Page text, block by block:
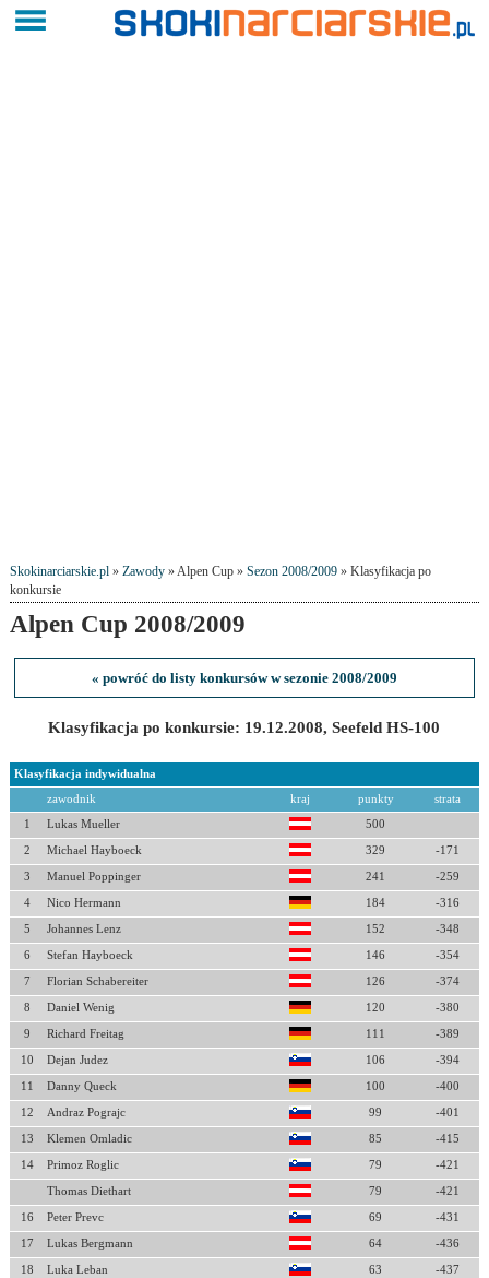
Skokinarciarskie.pl» Zawody» Alpen Cup » Sezon 2008/2009» Klasyfikacja po
konkursie
Alpen Cup 2008/2009
« powróć do listy konkursów w sezonie 2008/2009
Klasyfikacja po konkursie: 19.12.2008, Seefeld HS-100
Klasyfikacja indywidualna
zawodnik kraj punkty strata
1 Lukas Mueller 500
2 Michael Hayboeck 329 -171
3 Manuel Poppinger 241 -259
4 Nico Hermann 184 -316
5 Johannes Lenz 152 -348
6 Stefan Hayboeck 146 -354
7 Florian Schabereiter 126 -374
8 Daniel Wenig 120 -380
9 Richard Freitag 111 -389
10 Dejan Judez 106 -394
11 Danny Queck 100 -400
12 Andraz Pograjc 99 -401
13 Klemen Omladic 85 -415
14 Primoz Roglic 79 -421
Thomas Diethart 79 -421
16 Peter Prevc 69 -431
17 Lukas Bergmann 64 -436
18 Luka Leban 63 -437